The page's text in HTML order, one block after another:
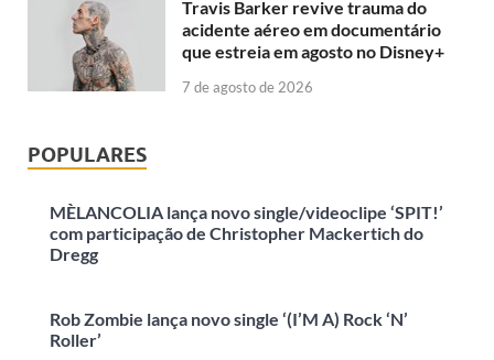
Travis Barker revive trauma do
acidente aéreo em documentário
que estreia em agosto no Disney+
7 de agosto de 2026
POPULARES
MÈLANCOLIA lança novo single/videoclipe ‘SPIT!’
com participação de Christopher Mackertich do
Dregg
Rob Zombie lança novo single ‘(I’M A) Rock ‘N’
Roller’